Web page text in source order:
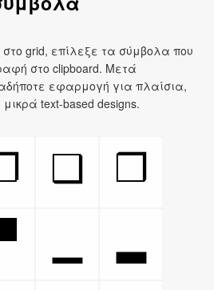
grid, επίλεξε τα σύμβολα που
στο clipboard. Μετά
εφαρμογή για πλαίσια,
text-based designs.
❑
❒
▂